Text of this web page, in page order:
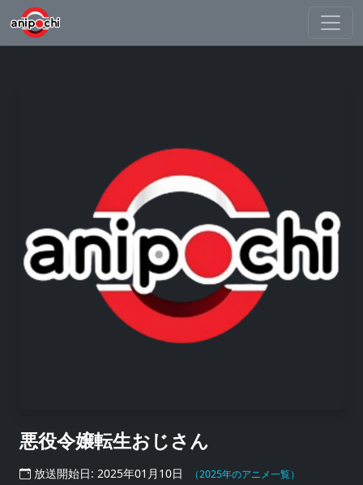
悪役令嬢転生おじさん
放送開始日: 2025年01月10日 （2025年のアニメ一覧）